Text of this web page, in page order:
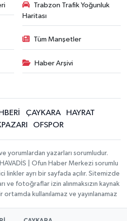
Trabzon Trafik Yoğunluk
Haritası
Tüm Manşetler
Haber Arşivi
ÇAYKARA
HAYRAT
OFSPOR
yorumlardan yazarları sorumludur.
| Ofun Haber Merkezi sorumlu
linkler ayrı bir sayfada açılır. Sitemizde
ve fotoğraflar izin alınmaksızın kaynak
kullanılamaz ve yayınlanamaz